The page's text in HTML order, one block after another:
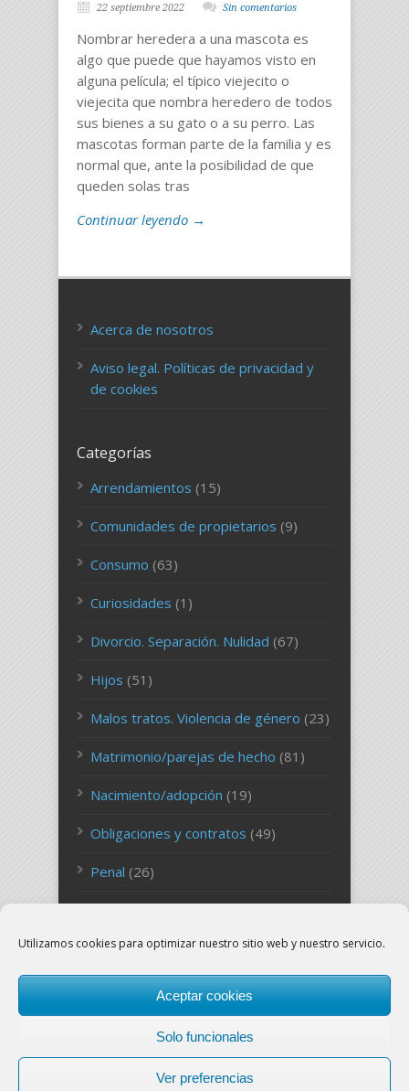
Utilizamos cookies para optimizar nuestro sitio web y nuestro servicio.
Aceptar cookies
Solo funcionales
Ver preferencias
22 septiembre 2022 Sin comentarios
Nombrar heredera a una mascota es
algo que puede que hayamos visto en
alguna película; el típico viejecito o
viejecita que nombra heredero de todos
sus bienes a su gato o a su perro. Las
mascotas forman parte de la familia y es
normal que, ante la posibilidad de que
queden solas tras
Continuar leyendo →
Acerca de nosotros
Aviso legal. Políticas de privacidad y
de cookies
Categorías
Arrendamientos (15)
Comunidades de propietarios (9)
Consumo (63)
Curiosidades (1)
Divorcio. Separación. Nulidad (67)
Hijos (51)
Malos tratos. Violencia de género (23)
Matrimonio/parejas de hecho (81)
Nacimiento/adopción (19)
Obligaciones y contratos (49)
Penal (26)
Persona(27)
Sucesiones(26)
Uncategorized(127)